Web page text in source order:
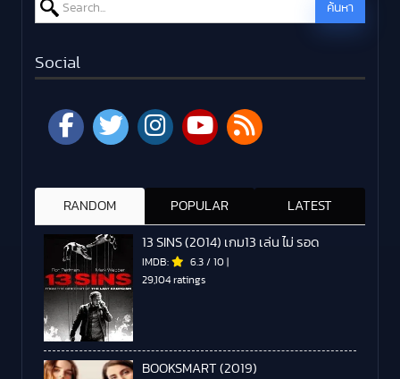
ค้นหา
Social
RANDOM POPULAR LATEST
13 SINS (2014) เกม13 เล่น ไม่ รอด
IMDB: 6.3 / 10 |
29,104 ratings
BOOKSMART (2019)